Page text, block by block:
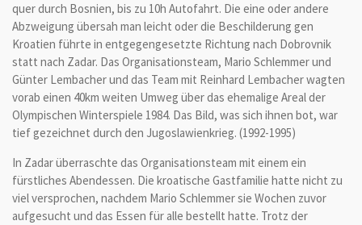
quer durch Bosnien, bis zu 10h Autofahrt. Die eine oder andere
Abzweigung übersah man leicht oder die Beschilderung gen
Kroatien führte in entgegengesetzte Richtung nach Dobrovnik
statt nach Zadar. Das Organisationsteam, Mario Schlemmer und
Günter Lembacher und das Team mit Reinhard Lembacher wagten
vorab einen 40km weiten Umweg über das ehemalige Areal der
Olympischen Winterspiele 1984. Das Bild, was sich ihnen bot, war
tief gezeichnet durch den Jugoslawienkrieg. (1992-1995)
In Zadar überraschte das Organisationsteam mit einem ein
fürstliches Abendessen. Die kroatische Gastfamilie hatte nicht zu
viel versprochen, nachdem Mario Schlemmer sie Wochen zuvor
aufgesucht und das Essen für alle bestellt hatte. Trotz der